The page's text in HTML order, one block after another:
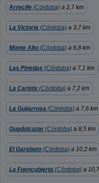
Arrecife (Córdoba) a 2,7 km
La Victoria (Córdoba) a 3,7 km
Monte Alto (Córdoba) a 6,8 km
Las Pinedas (Córdoba) a 7,1 km
La Carlota (Córdoba) a 7,2 km
La Guijarrosa (Córdoba) a 7,6 km
Guadalcazar (Córdoba) a 8,5 km
El Garabato (Córdoba) a 10,2 km
La Fuencubierta (Córdoba) a